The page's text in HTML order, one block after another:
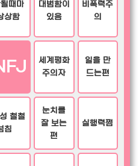
때마
상함
대범함이
있음
비폭력주
의
세계평화
주의자
일을 만
드는편
철철
침
눈치를
잘 보는
편
실행력쩜